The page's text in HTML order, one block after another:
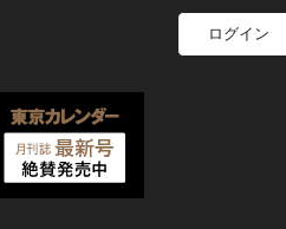
ログイン